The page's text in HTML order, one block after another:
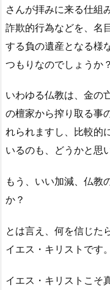
さんが拝みに来る仕組
詐欺的行為などを、名
する負の遺産となる様
つもりなのでしょうか？
いわゆる仏教は、金の
の檀家から搾り取る事
れられますし、比較的
いるのも、どうかと思
もう、いい加減、仏教
か？
とは言え、何を信じた
イエス・キリストです。
イエス・キリストこそ